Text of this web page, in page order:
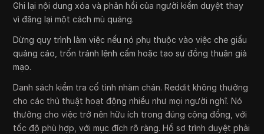
Ghi lại nội dung xóa và phản hồi của người kiểm duyệt thay
vì đăng lại một cách mù quáng.
Dừng quy trình làm việc nếu nó phụ thuộc vào việc che giấu
quảng cáo, trốn tránh lệnh cấm hoặc tạo sự đồng thuận giả
mạo.
Danh sách kiểm tra cố tình nhàm chán. Reddit không thưởng
cho các thủ thuật hoạt động nhiều như mọi người nghĩ. Nó
thưởng cho việc trở nên hữu ích trong đúng cộng đồng, với
tốc độ phù hợp, với mục đích rõ ràng. Hồ sơ trình duyệt phải